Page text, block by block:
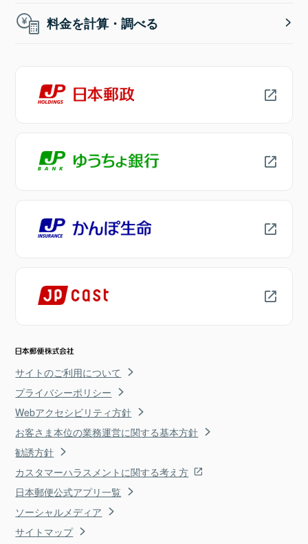
料金を計算・調べる
サイトのご利用について
プライバシーポリシー
Webアクセシビリティ方針
お客さま本位の業務運営に関する基本方針
勧誘方針
カスタマーハラスメントに関する考え方
日本郵便公式アプリ一覧
ソーシャルメディア
サイトマップ